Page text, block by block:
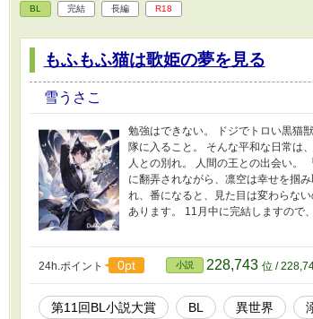
BL 完結 長編 R18
もふもふ猫は歌姫の夢を見る
雪うさこ
勉強はできない。 ドジでトロい黒猫
隊に入ること。 そんな平和な日常は
人との別れ。 人間の王との出会い。
に翻弄されながら、凛空は幸せを掴
れ、番になると、見た目は変わらな
あります。 11月中に完結しますので
24h.ポイント 0pt 小説 228,743 位 /
第11回BL小説大賞 BL 異世界